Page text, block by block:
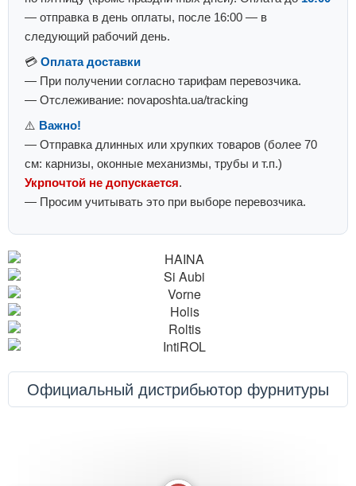
— отправка в день оплаты, после 16:00 — в
следующий рабочий день.
💳 Оплата доставки
— При получении согласно тарифам перевозчика.
— Отслеживание: novaposhta.ua/tracking
⚠️ Важно!
— Отправка длинных или хрупких товаров (более 70
см: карнизы, оконные механизмы, трубы и т.п.)
Укрпочтой не допускается.
— Просим учитывать это при выборе перевозчика.
Официальный дистрибьютор фурнитуры